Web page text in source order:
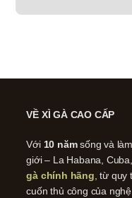
VỀ XÌ GÀ CAO CẤP
Với 10 nămsống và
giới – La Habana,
gà chính hãng , từ
cuốn thủ công của nghệ